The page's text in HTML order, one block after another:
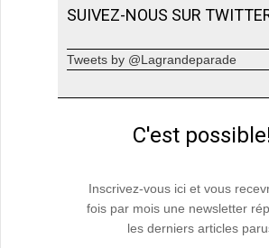
SUIVEZ-NOUS SUR
Tweets by @Lagrandeparade
C'est
Inscrivez-vous ici et vous
fois par mois une newsletter
les derniers articles